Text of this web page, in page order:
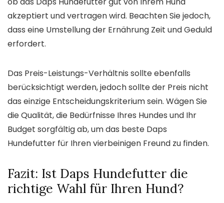
akzeptiert und vertragen wird. Beachten Sie jedoch,
dass eine Umstellung der Ernährung Zeit und Geduld
erfordert.
Das Preis-Leistungs-Verhältnis sollte ebenfalls
berücksichtigt werden, jedoch sollte der Preis nicht
das einzige Entscheidungskriterium sein. Wägen Sie
die Qualität, die Bedürfnisse Ihres Hundes und Ihr
Budget sorgfältig ab, um das beste Daps
Hundefutter für Ihren vierbeinigen Freund zu finden.
Fazit: Ist Daps Hundefutter die
richtige Wahl für Ihren Hund?